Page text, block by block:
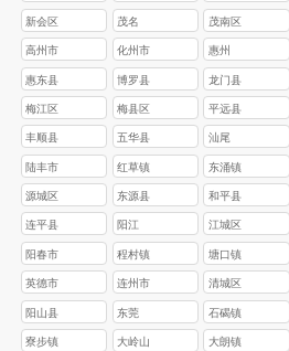
新会区 茂名 茂南区
高州市 化州市 惠州
惠东县 博罗县 龙门县
梅江区 梅县区 平远县
丰顺县 五华县 汕尾
陆丰市 红草镇 东涌镇
源城区 东源县 和平县
连平县 阳江 江城区
阳春市 程村镇 塘口镇
英德市 连州市 清城区
阳山县 东莞 石碣镇
寮步镇 大岭山 大朗镇